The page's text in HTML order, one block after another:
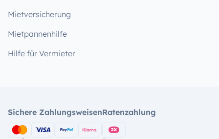
Mietversicherung
Mietpannenhilfe
Hilfe für Vermieter
Sichere ZahlungsweisenRatenzahlung